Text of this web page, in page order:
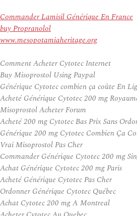
Commander Lamisil Générique En France
buy Propranolol
www.mesopotamiaheritage.org
Comment Acheter Cytotec Internet
Buy Misoprostol Using Paypal
Générique Cytotec combien ça coûte En
Acheté Générique Cytotec 200 mg
Misoprostol Acheter Forum
Acheté 200 mg Cytotec Bas Prix Sans
Générique 200 mg Cytotec Combien Ça
Vrai Misoprostol Pas Cher
Commander Générique Cytotec 200 mg
Achat Générique Cytotec 200 mg Paris
Acheté Générique Cytotec Pas Cher
Ordonner Générique Cytotec Québec
Achat Cytotec 200 mg A Montreal